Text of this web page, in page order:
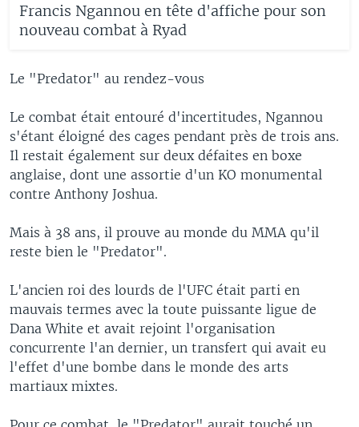
Francis Ngannou en tête d'affiche pour son
nouveau combat à Ryad
Le "Predator" au rendez-vous
Le combat était entouré d'incertitudes, Ngannou
s'étant éloigné des cages pendant près de trois ans.
Il restait également sur deux défaites en boxe
anglaise, dont une assortie d'un KO monumental
contre Anthony Joshua.
Mais à 38 ans, il prouve au monde du MMA qu'il
reste bien le "Predator".
L'ancien roi des lourds de l'UFC était parti en
mauvais termes avec la toute puissante ligue de
Dana White et avait rejoint l'organisation
concurrente l'an dernier, un transfert qui avait eu
l'effet d'une bombe dans le monde des arts
martiaux mixtes.